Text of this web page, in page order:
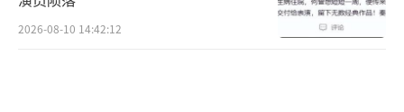
2026-08-10 14:42:12